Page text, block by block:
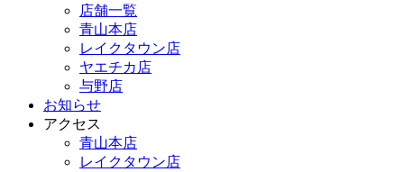
店舗一覧
青山本店
レイクタウン店
ヤエチカ店
与野店
お知らせ
アクセス
青山本店
レイクタウン店